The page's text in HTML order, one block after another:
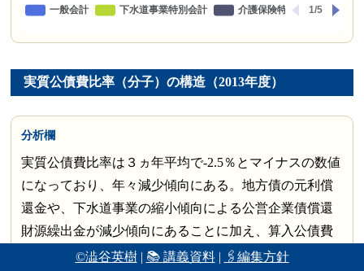
©澁谷英樹| 📚 講義資料| 🖇編集方針
実質公債費比率（分子）の構造（2013年度）
分析欄
実質公債費比率は３ヵ年平均で-2.5％とマイナスの数値
になっており、年々減少傾向にある。地方債の元利償
還金や、下水道事業の縮小傾向による公営企業債償還
財源繰出金が減少傾向にあることに加え、算入公債費
等が高水準で推移しているためである。平成２１・２